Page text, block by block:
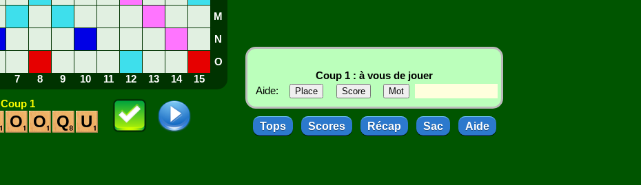
M
N
O
7 8 9 10 11 12 13 14 15
Coup 1
O O Q U
Coup 1 : à vous de jouer
Aide:
Tops Scores Récap Sac Aide